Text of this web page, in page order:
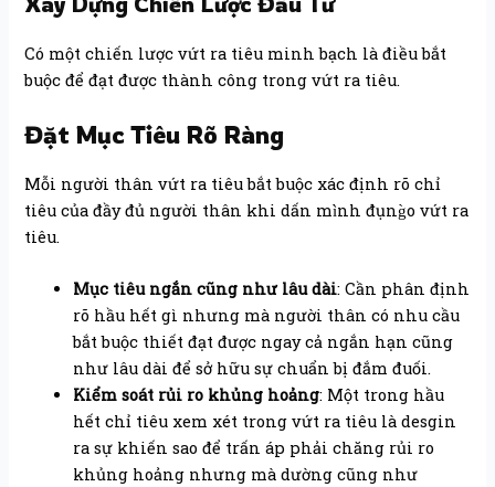
Có một chiến lược vứt ra tiêu minh bạch là điều bắt
buộc để đạt được thành công trong vứt ra tiêu.
Đặt Mục Tiêu Rõ Ràng
Mỗi người thân vứt ra tiêu bắt buộc xác định rõ chỉ
tiêu của đầy đủ người thân khi dấn mình đụng̀o vứt ra
tiêu.
Mục tiêu ngắn cũng như lâu dài: Cần phân định
rõ hầu hết gì nhưng mà người thân có nhu cầu
bắt buộc thiết đạt được ngay cả ngắn hạn cũng
như lâu dài để sở hữu sự chuẩn bị đắm đuối.
Kiểm soát rủi ro khủng hoảng: Một trong hầu
hết chỉ tiêu xem xét trong vứt ra tiêu là desgin
ra sự khiến sao để trấn áp phải chăng rủi ro
khủng hoảng nhưng mà dường cũng như